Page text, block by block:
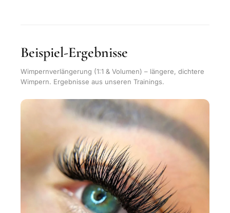
Beispiel-Ergebnisse
Wimpernverlängerung (1:1 & Volumen) – längere, dichtere
Wimpern. Ergebnisse aus unseren Trainings.